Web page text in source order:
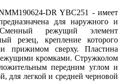
DR YBC251 - имеет
для наружного и
режущий элемент
резец, крепление которого
прижимом сверху. Пластина
кромками. Стружколом
передним углом и
для легкой и средней черновой